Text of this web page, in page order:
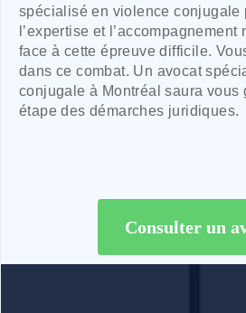
spécialisé en violence conjugale
l’expertise et
face à cette épreuve difficile.
dans ce combat. Un avocat
conjugale à Montréal saura vous
étape des démarches juridiques.
Consulter un